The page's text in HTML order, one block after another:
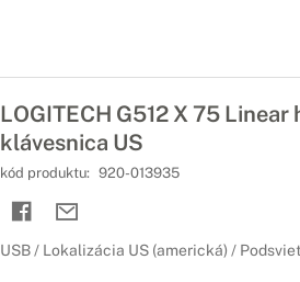
LOGITECH G512 X 75
klávesnica US
kód produktu: 920-013935
USB / Lokalizácia US (americká) /